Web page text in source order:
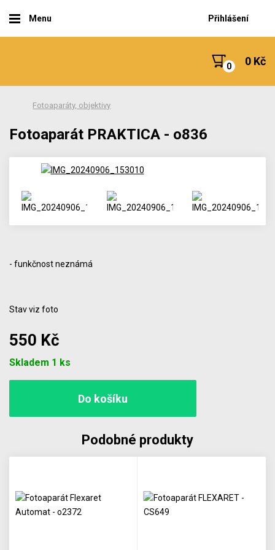
Menu Přihlášení
0 Kč
Fotoaparáty, objektivy
Fotoaparát PRAKTICA - o836
- funkčnost neznámá
Stav viz foto
550 Kč
Skladem 1 ks
Podobné produkty